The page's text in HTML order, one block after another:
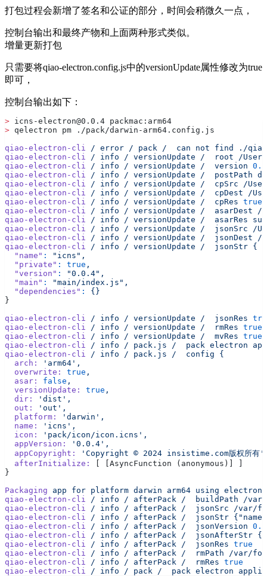
打包过程会新增了签名和公证的部分，时间会稍微久一点，
控制台输出和最终产物和上面两种形式类似。
增量更新打包
只需要将qiao-electron.config.js中的versionUpdate属性修改为true
即可，
控制台输出如下：
> icns-electron@0.0.4 packmac:arm64
> qelectron pm ./pack/darwin-arm64.config.js
qiao-electron-cli
/ error / pack /
  can
not find
./
qiao-electron-cli
/ info / versionUpdate /
  root
/
qiao-electron-cli
/ info / versionUpdate /
  version
qiao-electron-cli
/ info / versionUpdate /
  postPath
qiao-electron-cli
/ info / versionUpdate /
  cpSrc
/
qiao-electron-cli
/ info / versionUpdate /
  cpDest
/
qiao-electron-cli
/ info / versionUpdate /
  cpRes
true
qiao-electron-cli
/ info / versionUpdate /
  asarDest
/
qiao-electron-cli
/ info / versionUpdate /
  asarRes
qiao-electron-cli
/ info / versionUpdate /
  jsonSrc
/
qiao-electron-cli
/ info / versionUpdate /
  jsonDest
/
qiao-electron-cli
/ info / versionUpdate /
  jsonStr
{
  "name"
:
"icns",
  "private"
: true ,
  "version"
:
"0.0.4",
  "main"
:
"main/index.js",
  "dependencies"
:
{}
}
qiao-electron-cli
/ info / versionUpdate /
  jsonRes
qiao-electron-cli
/ info / versionUpdate /
  rmRes
true
qiao-electron-cli
/ info / versionUpdate /
  mvRes
true
qiao-electron-cli
/ info / pack.js /
  pack
electron
qiao-electron-cli
/ info / pack.js /
  config
{
  arch:
'arm64',
  overwrite:
true ,
  asar:
false ,
  versionUpdate:
true ,
  dir:
'dist',
  out:
'out',
  platform:
'darwin',
  name:
'icns',
  icon:
'pack/icon/icon.icns',
  appVersion:
'0.0.4',
  appCopyright:
'Copyright © 2024 insistime.com版权所有
  afterInitialize:
[ [AsyncFunction (anonymous)] ]
}
Packaging app for platform darwin arm64 using electron
qiao-electron-cli
/ info / afterPack /
  buildPath
/var/
qiao-electron-cli
/ info / afterPack /
  jsonSrc
/var/
qiao-electron-cli
/ info / afterPack /
  jsonStr
qiao-electron-cli
/ info / afterPack /
  jsonVersion
qiao-electron-cli
/ info / afterPack /
  jsonAfterStr
qiao-electron-cli
/ info / afterPack /
  jsonRes
true
qiao-electron-cli
/ info / afterPack /
  rmPath
/var/
qiao-electron-cli
/ info / afterPack /
  rmRes
true
qiao-electron-cli
/ info / pack /
  pack
electron